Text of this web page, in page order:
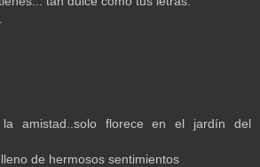
la amistad..solo florece en el jardín del
de hermosos sentimientos